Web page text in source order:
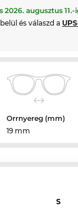
2026. augusztus 11.-
és válaszd a
Orrnyereg (mm)
19 mm
S